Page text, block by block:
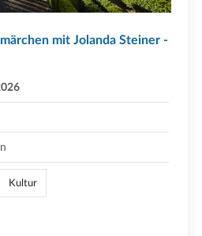
mit Jolanda Steiner -
Kultur